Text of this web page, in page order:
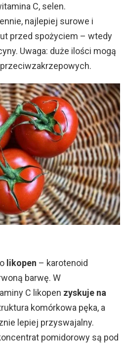
C, selen.
najlepiej surowe i
przed spożyciem – wtedy
Uwaga: duże ilości mogą
likopen – karotenoid
barwę. W
C likopen zyskuje na
komórkowa pęka, a
lepiej przyswajalny.
pomidorowy są pod